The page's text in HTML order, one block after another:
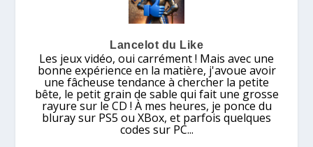
Lancelot du Like
Les jeux vidéo, oui carrément ! Mais avec une
bonne expérience en la matière, j'avoue avoir
une fâcheuse tendance à chercher la petite
bête, le petit grain de sable qui fait une grosse
rayure sur le CD ! À mes heures, je ponce du
bluray sur PS5 ou XBox, et parfois quelques
codes sur PC...